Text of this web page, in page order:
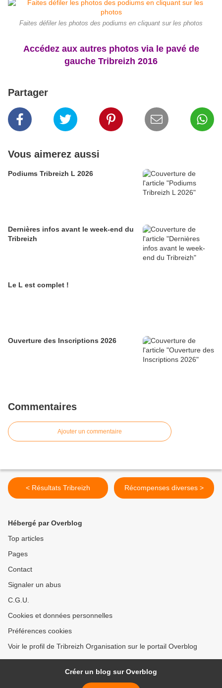
Faites défiler les photos des podiums en cliquant sur les photos
Accédez aux autres photos via le pavé de
gauche Tribreizh 2016
Partager
Vous aimerez aussi
Podiums Tribreizh L 2026
Dernières infos avant le week-end du
Tribreizh
Le L est complet !
Ouverture des Inscriptions 2026
Commentaires
Ajouter un commentaire
< Résultats Tribreizh Récompenses diverses >
Hébergé par Overblog
Top articles
Pages
Contact
Signaler un abus
C.G.U.
Cookies et données personnelles
Préférences cookies
Voir le profil de Tribreizh Organisation sur le portail Overblog
Créer un blog sur Overblog